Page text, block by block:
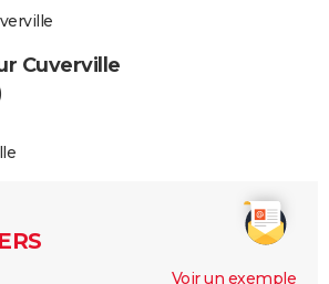
Cuverville
Voir un exemple